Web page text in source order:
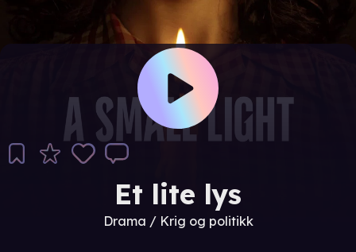
Et lite lys
Drama / Krig og politikk